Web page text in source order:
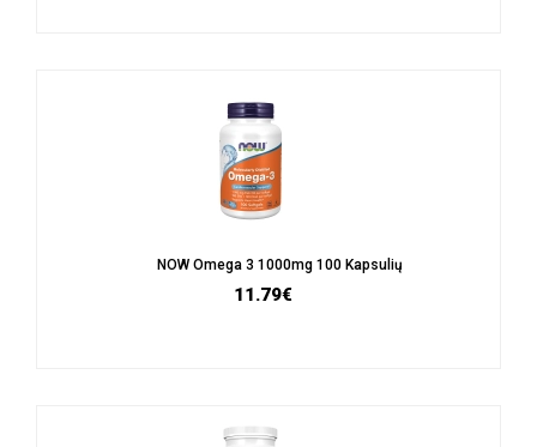
NOW Omega 3 1000mg 100 Kapsulių
11.79€